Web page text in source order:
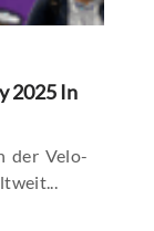
2025 In
der Velo-